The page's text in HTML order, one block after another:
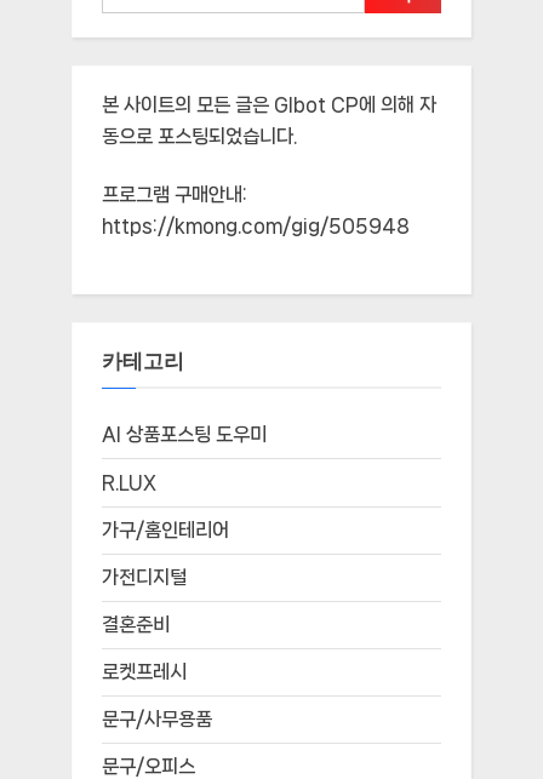
본 사이트의 모든 글은 Glbot CP에 의해 자
동으로 포스팅되었습니다.
프로그램 구매안내:
https://kmong.com/gig/505948
카테고리
AI 상품포스팅 도우미
R.LUX
가구/홈인테리어
가전디지털
결혼준비
로켓프레시
문구/사무용품
문구/오피스